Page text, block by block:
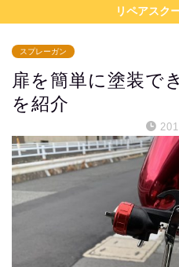
リペアスク
スプレーガン
扉を簡単に塗装で
を紹介